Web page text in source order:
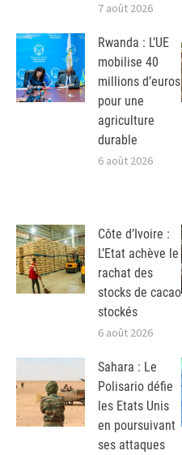
7 août 2026
Rwanda : L’UE
mobilise 40
millions d’euros
pour une
agriculture
durable
6 août 2026
Côte d’Ivoire :
L’Etat achève le
rachat des
stocks de cacao
stockés
6 août 2026
Sahara : Le
Polisario défie
les Etats Unis
en poursuivant
ses attaques